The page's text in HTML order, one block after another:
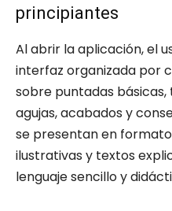
principiantes
Al abrir la aplicación, el
interfaz organizada por
sobre puntadas
agujas, acabados y
se presentan en
ilustrativas y textos
lenguaje sencillo y